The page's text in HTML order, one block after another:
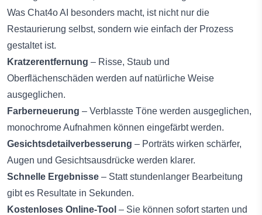
Was Chat4o AI besonders macht, ist nicht nur die
Restaurierung selbst, sondern wie einfach der Prozess
gestaltet ist.
Kratzerentfernung – Risse, Staub und
Oberflächenschäden werden auf natürliche Weise
ausgeglichen.
Farberneuerung – Verblasste Töne werden ausgeglichen,
monochrome Aufnahmen können eingefärbt werden.
Gesichtsdetailverbesserung – Porträts wirken schärfer,
Augen und Gesichtsausdrücke werden klarer.
Schnelle Ergebnisse – Statt stundenlanger Bearbeitung
gibt es Resultate in Sekunden.
Kostenloses Online-Tool – Sie können sofort starten und